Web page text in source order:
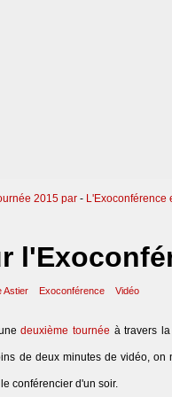
2015 par - L'Exoconférence
Astier Exoconférence Vidéo
deuxième tournée à travers
de deux minutes de vidéo,
conférencier d'un soir.